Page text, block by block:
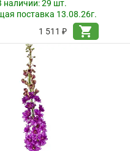
наличии:29 шт.
поставка 13.08.26г.
1 511 ₽
shopping_cart